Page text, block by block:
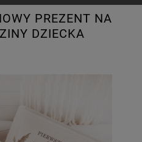
PREZENT NA
DZIECKA